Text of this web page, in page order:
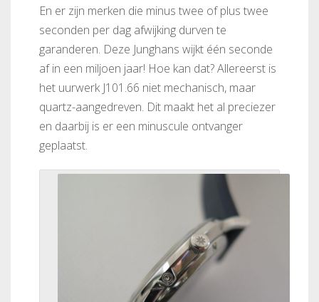
En er zijn merken die minus twee of plus twee
seconden per dag afwijking durven te
garanderen. Deze Junghans wijkt één seconde
af in een miljoen jaar! Hoe kan dat? Allereerst is
het uurwerk J101.66 niet mechanisch, maar
quartz-aangedreven. Dit maakt het al preciezer
en daarbij is er een minuscule ontvanger
geplaatst.